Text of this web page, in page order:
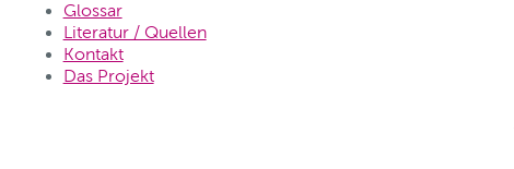
Glossar
Literatur / Quellen
Kontakt
Das Projekt